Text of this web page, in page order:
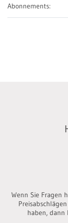
Abonnements:
Wenn Sie Fragen
haben, dann